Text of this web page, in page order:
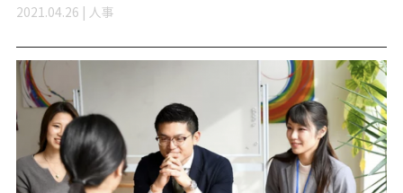
2021.04.26 | 人事